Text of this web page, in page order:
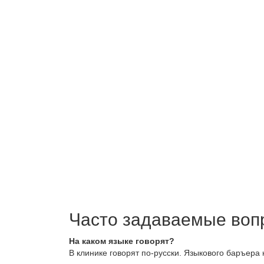
Часто задаваемые
На каком языке говорят?
В клинике говорят по-русски. Языкового баръера